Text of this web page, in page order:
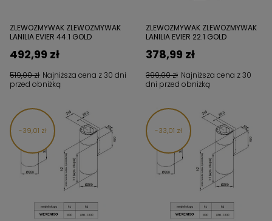
ZLEWOZMYWAK ZLEWOZMYWAK
LANILIA EVIER 44.1 GOLD
519,00 zł Najniższa cena z 30 dni
przed obniżką
492,99 zł
ZLEWOZMYWAK ZLEWOZMYWAK
LANILIA EVIER 22.1 GOLD
399,00 zł Najniższa cena z 30
dni przed obniżką
378,99 zł
39,01 zł 33,01 zł